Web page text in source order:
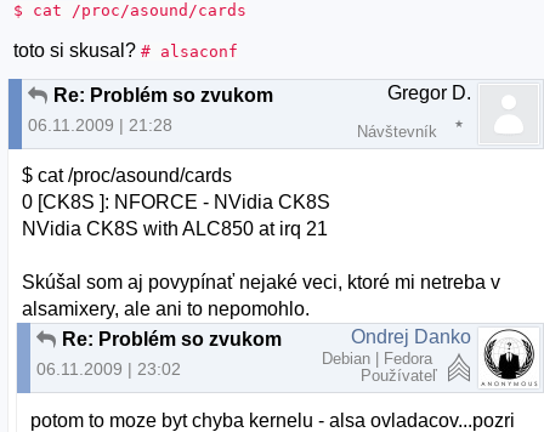
$ cat /proc/asound/cards
toto si skusal?# alsaconf
Re: Problém so zvukom
06.11.2009 | 21:28
Gregor D.
Návštevník
$ cat /proc/asound/cards
0 [CK8S ]: NFORCE - NVidia CK8S
NVidia CK8S with ALC850 at irq 21
Skúšal som aj povypínať nejaké veci, ktoré mi netreba v
alsamixery, ale ani to nepomohlo.
Re: Problém so zvukom
06.11.2009 | 23:02
Ondrej Danko
Debian | Fedora
Používateľ
potom to moze byt chyba kernelu - alsa ovladacov...pozri